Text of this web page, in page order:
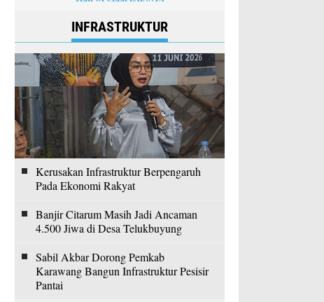
INFRASTRUKTUR
Kerusakan Infrastruktur Berpengaruh
Pada Ekonomi Rakyat
Banjir Citarum Masih Jadi Ancaman
4.500 Jiwa di Desa Telukbuyung
Sabil Akbar Dorong Pemkab
Karawang Bangun Infrastruktur Pesisir
Pantai